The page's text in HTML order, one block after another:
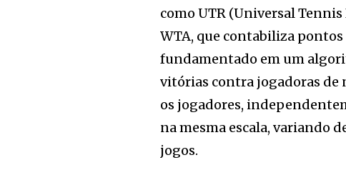
como UTR (Universal
WTA, que contabiliza pontos
fundamentado em um
vitórias contra jogadoras de
os jogadores,
na mesma escala, variando
jogos.